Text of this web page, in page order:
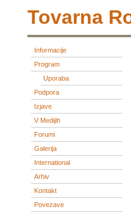
Tovarna
Informacije
Program
Uporaba
Podpora
Izjave
V Medijih
Forumi
Galerija
International
Arhiv
Kontakt
Povezave